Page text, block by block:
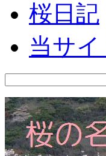
桜日記
当サ